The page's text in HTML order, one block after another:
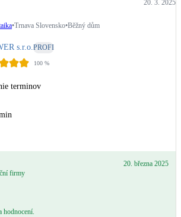
20. 3. 2025
•Trnava Slovensko•Běžný dům
s.r.o.PROFI
100 %
terminov
firmy
20. března 2025
hodnocení.